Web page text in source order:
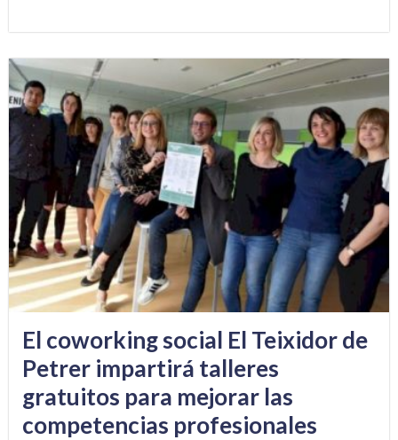
El coworking social El Teixidor de
Petrer impartirá talleres
gratuitos para mejorar las
competencias profesionales